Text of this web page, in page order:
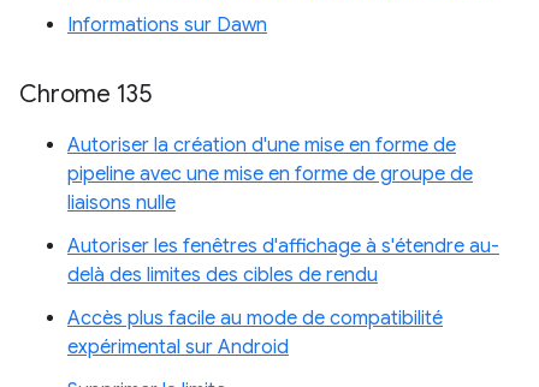
Informations sur Dawn
Chrome 135
Autoriser la création d'une mise en forme de
pipeline avec une mise en forme de groupe de
liaisons nulle
Autoriser les fenêtres d'affichage à s'étendre au-
delà des limites des cibles de rendu
Accès plus facile au mode de compatibilité
expérimental sur Android